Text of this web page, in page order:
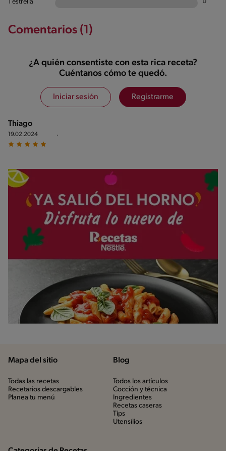
1 estrella 0
Comentarios (1)
¿A quién consentiste con esta rica receta?
Cuéntanos cómo te quedó.
Iniciar sesión Registrarme
Thiago
19.02.2024 .
Mapa del sitio
Todas las recetas
Recetarios descargables
Planea tu menú
Blog
Todos los artículos
Cocción y técnica
Ingredientes
Recetas caseras
Tips
Utensílios